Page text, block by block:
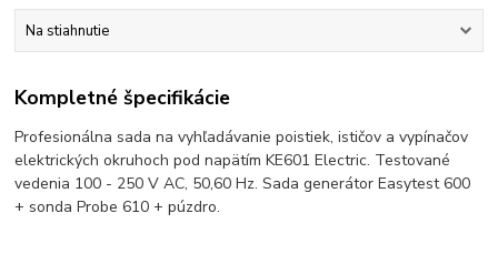
Na stiahnutie
Kompletné špecifikácie
Profesionálna sada na vyhľadávanie poistiek, ističov a vypínačov
elektrických okruhoch pod napätím KE601 Electric. Testované
vedenia 100 - 250 V AC, 50,60 Hz. Sada generátor Easytest 600
+ sonda Probe 610 + púzdro.